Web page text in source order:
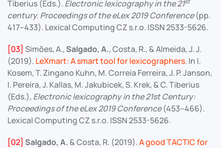
Tiberius (Eds.). Electronic lexicography in the 21
century. Proceedings of the eLex 2019 Conference(pp.
417–433). Lexical Computing CZ s.r.o. ISSN 2533-5626.
[03] Simões, A., Salgado, A., Costa, R., & Almeida, J. J.
(2019). LeXmart: A smart tool for lexicographers. In I.
Kosem, T. Zingano Kuhn, M. Correia Ferreira, J. P. Janson,
I. Pereira, J. Kallas, M. Jakubicek, S. Krek, & C. Tiberius
(Eds.), Electronic lexicography in the 21st Century:
Proceedings of the eLex 2019 Conference(453–466).
Lexical Computing CZ s.r.o. ISSN 2533-5626.
[02] Salgado, A. & Costa, R. (2019).A good TACTIC for